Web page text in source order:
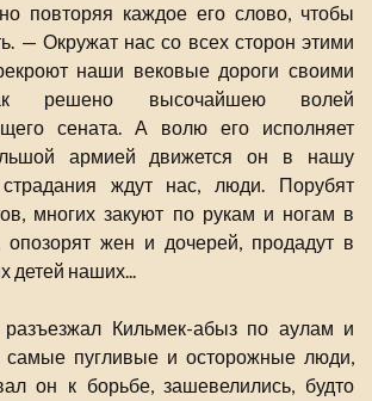
повторяя каждое его слово, чтобы
— Окружат нас со всех сторон этими
наши вековые дороги своими
решено высочайшею волей
сената. А волю его исполняет
армией движется он в нашу
ждут нас, люди. Порубят
многих закуют по рукам и ногам в
жен и дочерей, продадут в
детей наших...
Кильмек-абыз по аулам и
самые пугливые и осторожные люди,
он к борьбе, зашевелились, будто